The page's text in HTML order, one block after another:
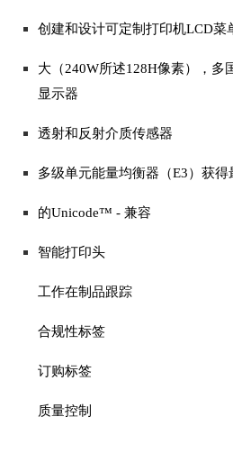
创建和设计可定制打印机LCD菜
大（240W所述128H像素），多
显示器
透射和反射介质传感器
多级单元能量均衡器（E3）获
的Unicode™ - 兼容
智能打印头
工作在制品跟踪
合规性标签
订购标签
质量控制